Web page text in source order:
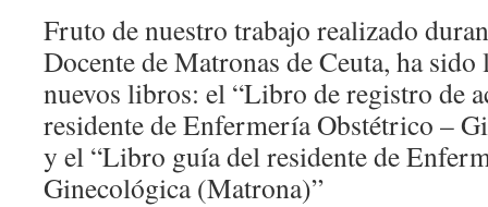
Fruto de nuestro trabajo realizado
Docente de Matronas de Ceuta, ha
nuevos libros: el “Libro de registro de
residente de Enfermería Obstétrico –
y el “Libro guía del residente de
Ginecológica (Matrona)”